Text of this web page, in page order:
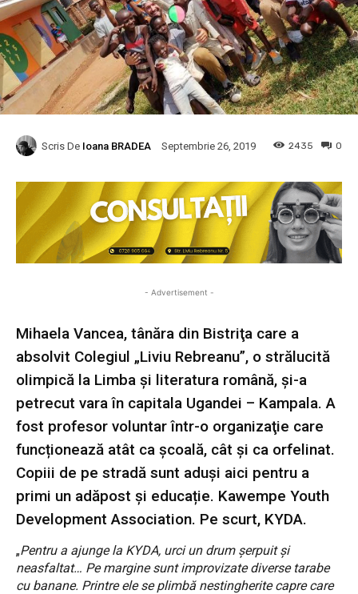
Scris De Ioana BRADEA Septembrie 26, 2019 0
2435
- Advertisement -
Mihaela Vancea, tânăra din Bistriţa care a
absolvit Colegiul „Liviu Rebreanu”, o strălucită
olimpică la Limba şi literatura română, şi-a
petrecut vara în capitala Ugandei – Kampala. A
fost profesor voluntar într-o organizaţie care
funcționează atât ca școală, cât și ca orfelinat.
Copiii de pe stradă sunt aduși aici pentru a
primi un adăpost și educație. Kawempe Youth
Development Association. Pe scurt, KYDA.
„Pentru a ajunge la KYDA, urci un drum șerpuit și
neasfaltat… Pe margine sunt improvizate diverse tarabe
cu banane. Printre ele se plimbă nestingherite capre care